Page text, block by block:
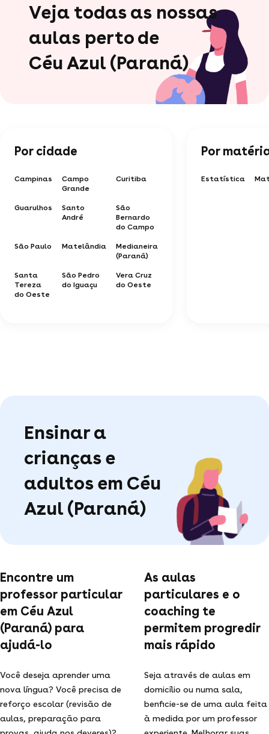
Veja todas as nossas
aulas perto de
Céu Azul (Paraná)
Por cidade
Campinas
Campo
Grande
Curitiba
Guarulhos
Santo
André
São
Bernardo
do Campo
São Paulo Matelândia
Medianeira
(Paraná)
Santa
Tereza
do Oeste
São Pedro
do Iguaçu
Vera Cruz
do Oeste
Por
Estatística
Ensinar a
crianças e
adultos em Céu
Azul (Paraná)
Encontre um
professor particular
em Céu Azul
(Paraná) para
ajudá-lo
Você deseja aprender uma
nova língua? Você precisa de
reforço escolar (revisão de
aulas, preparação para
As aulas
particulares e o
coaching te
permitem progredir
mais rápido
Seja através de aulas em
domicílio ou numa sala,
benficie-se de uma aula feita
à medida por um professor